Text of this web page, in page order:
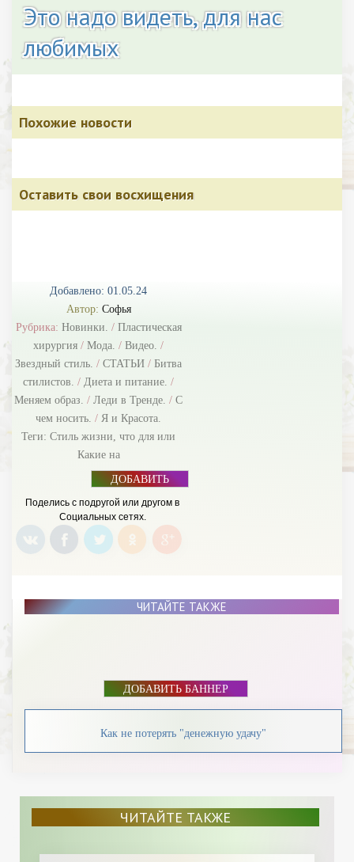
Добавлено: 01.05.24
Автор: Софья
Рубрика: Новинки. / Пластическая
хирургия / Мода. / Видео. /
Звездный стиль. / СТАТЬИ / Битва
стилистов. / Диета и питание. /
Меняем образ. / Леди в Тренде. / С
чем носить. / Я и Красота.
Теги: Стиль жизни, что для или
Какие на
ДОБАВИТЬ
Поделись с подругой или другом в
Социальных сетях.
Это надо видеть, для нас
любимых
Похожие новости
Оставить свои восхищения
ЧИТАЙТЕ ТАКЖЕ
ДОБАВИТЬ БАННЕР
Как не потерять "денежную удачу"
ЧИТАЙТЕ ТАКЖЕ